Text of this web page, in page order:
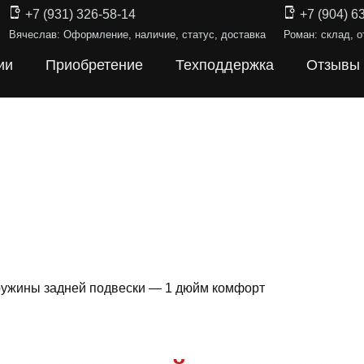
+7 (931) 326-58-14
Вячеслав: Оформление, наличие, статус, доставка
+7 (904)
Роман: склад,
Приобретение Техподдержка Отзывы
задней подвески — 1 дюйм комфорт